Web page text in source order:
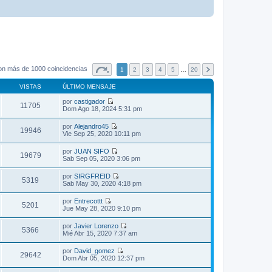
más de 1000 coincidencias 1 2 3 4 5 20
VISTAS ÚLTIMO MENSAJE
11705 por castigador
V
r
ú
t
i
m
m
e
n
s
j
e
Dom Ago 18, 2024 5:31 pm
19946 por Alejandro45
V
l
t
i
m
e
n
s
a
j
e
Vie Sep 25, 2020 10:11 pm
19679 por JUAN SIFO
V
ú
l
t
m
m
e
n
s
a
j
e
Sab Sep 05, 2020 3:06 pm
5319 por SIRGFREID
V
l
t
m
m
e
n
s
Sab May 30, 2020 4:18 pm
5201 por Entrecottt
V
ú
l
t
i
m
Jue May 28, 2020 9:10 pm
5366 por Javier Lorenzo
V
l
t
Mié Abr 15, 2020 7:37 am
29642 por David_gomez
V
Dom Abr 05, 2020 12:37 pm